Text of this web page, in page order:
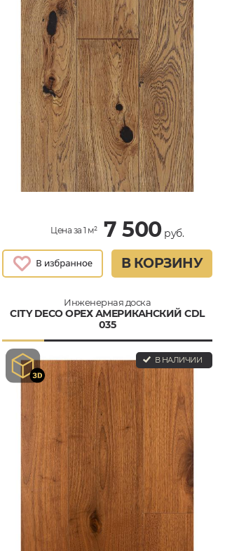
Цена за 1 м² 7 500руб.
В КОРЗИНУ
Инженерная доска
CITY DECO ОРЕХ АМЕРИКАНСКИЙ CDL
035
В НАЛИЧИИ